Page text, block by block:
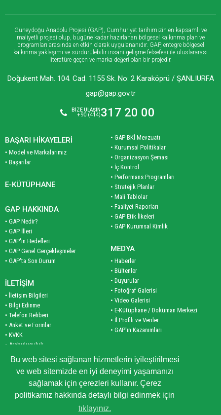
Bu web sitesi sağlanan hizmetlerin iyileştirilmesi
ve web sitemizde en iyi deneyimi yaşamanızı
sağlamak için çerezleri kullanır. Çerez
politikamız hakkında detaylı bilgi edinmek için
tıklayınız.
Güneydoğu Anadolu Projesi (GAP), Cumhuriyet tarihimizin en kapsamlı ve
maliyetli projesi olup, bugüne kadar hazırlanan bölgesel kalkınma plan ve
programları arasında en etkin olarak uygulananıdır. GAP, entegre bölgesel
kalkınma yaklaşımı ve sürdürülebilir insani gelişme felsefesi ile uluslararası
literatüre geçen ve marka değeri olan bir projedir.
Doğukent Mah. 104. Cad. 1155 Sk. No: 2 Karaköprü / ŞANLIURFA
gap@gap.gov.tr
BİZE ULAŞIN
+90 (414)317 20 00
BAŞARI HİKAYELERİ
• Model ve Markalarımız
• Başarılar
E-KÜTÜPHANE
GAP HAKKINDA
• GAP Nedir?
• GAP İlleri
• GAP'ın Hedefleri
• GAP Genel Gerçekleşmeler
• GAP'ta Son Durum
İLETİŞİM
• İletişim Bilgileri
• Bilgi Edinme
• Telefon Rehberi
• Anket ve Formlar
• KVKK
• Arabuluculuk
• Site Haritası
KURUMSAL
• Yöneticilerimiz
• GAP BKİ Mevzuatı
• Kurumsal Politikalar
• Organizasyon Şeması
• İç Kontrol
• Performans Programları
• Stratejik Planlar
• Mali Tablolar
• Faaliyet Raporları
• GAP Etik İlkeleri
• GAP Kurumsal Kimlik
MEDYA
• Haberler
• Bültenler
• Duyurular
• Fotoğraf Galerisi
• Video Galerisi
• E-Kütüphane / Doküman Merkezi
• İl Profili ve Veriler
• GAP'ın Kazanımları
• Planlar
• Programlar
• İş Birliği Programları